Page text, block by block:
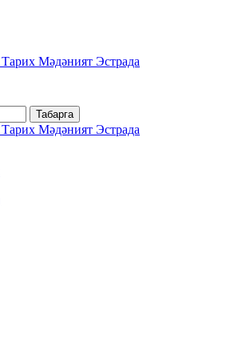
Тарих Мәдәният Эстрада
Табарга
Тарих Мәдәният Эстрада